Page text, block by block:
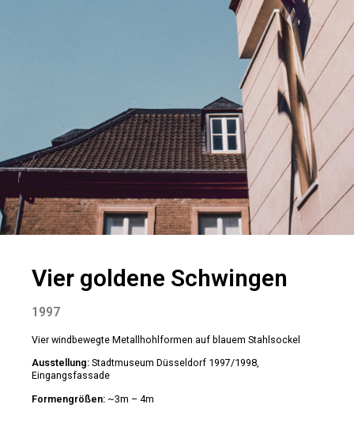
Vier goldene Schwingen
1997
Vier windbewegte Metallhohlformen auf blauem Stahlsockel
Ausstellung: Stadtmuseum Düsseldorf 1997/1998,
Eingangsfassade
Formengrößen: ~3m – 4m